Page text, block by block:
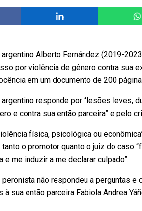
Alberto Fernández (2019-
por violência de gênero contra sua
em um documento de 200
responde por “lesões leves,
e contra sua então parceira” e pelo
física, psicológica ou
tanto o promotor quanto o juiz do caso
me induzir a me declarar culpado”.
peronista não respondeu a perguntas
sua então parceira Fabiola Andrea